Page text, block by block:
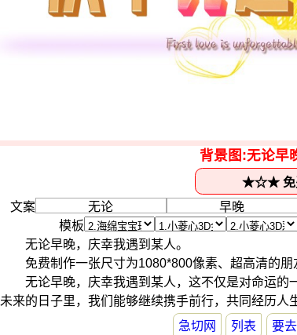
背景图:无论早
文案
模板
无论早晚，庆幸我遇到某人。
免费制作一张尺寸为1080*800像素、超高清的朋
无论早晚，庆幸我遇到某人，这不仅是对命运
未来的日子里，我们能够继续携手前行，共同经历人
急切网
列表 要